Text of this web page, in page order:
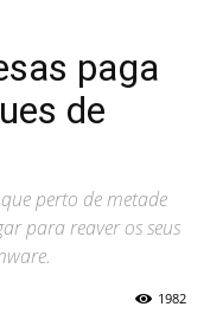
paga
de
perto de metade
para reaver os seus
1982